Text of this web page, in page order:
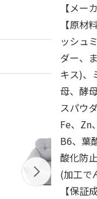
【メー
【原
ッシュ
ダー、
キス)、
母、酵
スパウ
Fe、Zn
B6、葉
酸化防
(加工で
【保証